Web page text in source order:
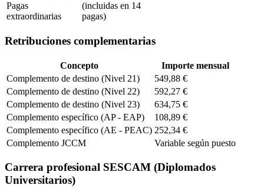
Pagas
extraordinarias
(incluidas en 14
pagas)
Retribuciones complementarias
Concepto
Importe mensual
Complemento de destino (Nivel 21)
549,88 €
Complemento de destino (Nivel 22)
592,27 €
Complemento de destino (Nivel 23)
634,75 €
Complemento específico (AP - EAP)
108,89 €
Complemento específico (AE - PEAC) 252,34 €
Complemento JCCM
Variable según puesto
Carrera profesional SESCAM (Diplomados
Universitarios)